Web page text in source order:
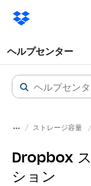
ヘルプセンター
ストレージ容量
Dropbox
ション